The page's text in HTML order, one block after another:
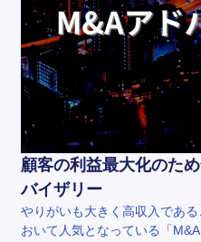
顧客の利益最大化のた
バイザリー
やりがいも大きく高収入であ
おいて人気となっている「